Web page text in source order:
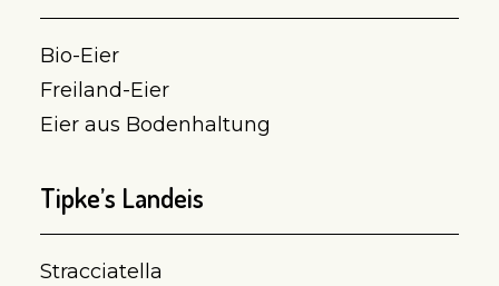
Bio-Eier
Freiland-Eier
Eier aus Bodenhaltung
Tipke’s Landeis
Stracciatella